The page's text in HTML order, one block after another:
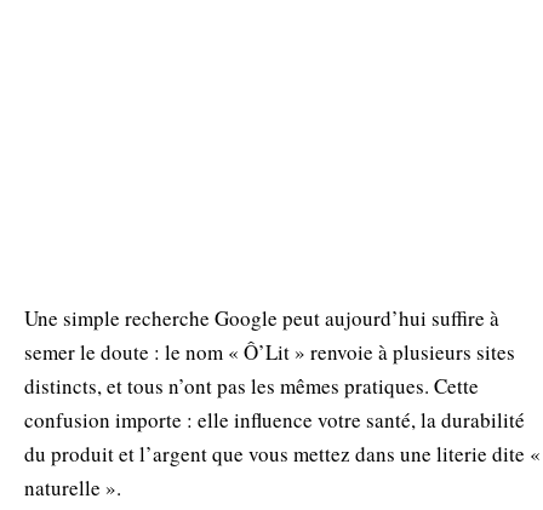
Une simple recherche Google peut aujourd’hui suffire à
semer le doute : le nom « Ô’Lit » renvoie à plusieurs sites
distincts, et tous n’ont pas les mêmes pratiques. Cette
confusion importe : elle influence votre santé, la durabilité
du produit et l’argent que vous mettez dans une literie dite «
naturelle ».